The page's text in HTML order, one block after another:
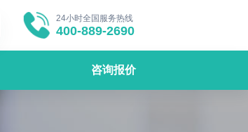
24小时全国服务热线
400-889-2690
咨询报价